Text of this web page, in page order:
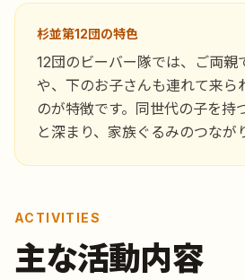
杉並第12団の特色
12団のビーバー隊では、ご両親
や、下のお子さんも連れて来ら
のが特徴です。同世代の子を持
と深まり、家族ぐるみのつなが
ACTIVITIES
主な活動内容